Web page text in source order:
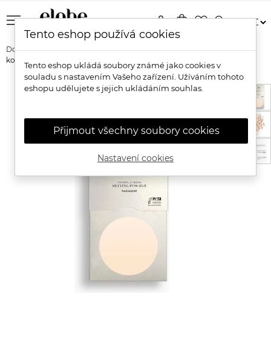
menu shopping_bagfavorite_bordersearch
person
Domů Značky NUI Cosmetics
Nui Cosmetics Přírodní
kompaktní pudr Parakore
Tento eshop používá cookies
Tento eshop ukládá soubory známé jako cookies v
souladu s nastavením Vašeho zařízení. Užíváním tohoto
eshopu udělujete s jejich ukládáním souhlas.
Přijmout všechny soubory cookies
Nastavení cookies